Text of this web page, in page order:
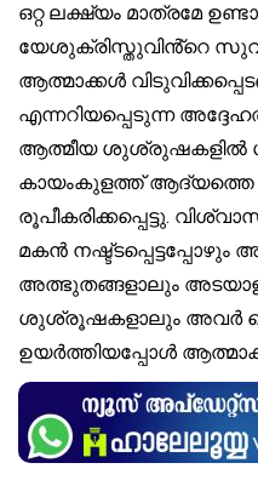
ഒറ്റ ലക്ഷ്യം മാത്രമേ
യേശുക്രിസ്തുവിൻ്റെ
ആത്മാക്കൾ
എന്നറിയപ്പെടുന്ന
ആത്മീയ ശുശ്രുഷകളിൽ
കായംകുളത്ത്
രൂപീകരിക്കപ്പെട്ടു.
മകൻ നഷ്ട്ടപ്പെട്ടപ്പോഴും
അത്ഭുതങ്ങളാലും
ശുശ്രൂഷകളാലും അവർ
ഉയർത്തിയപ്പോൾ